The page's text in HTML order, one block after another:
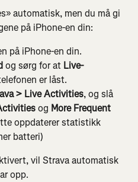
automatisk, men du må gi
på iPhone-en din:
på iPhone-en din.
og sørg for at Live-
er låst.
> Live Activities, og slå
og More Frequent
oppdaterer statistikk
batteri)
vil Strava automatisk
opp.